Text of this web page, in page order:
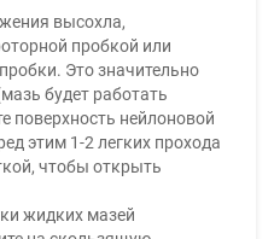
высохла,
пробкой или
Это значительно
будет работать
поверхность нейлоновой
этим 1-2 легких прохода
чтобы открыть
жидких мазей